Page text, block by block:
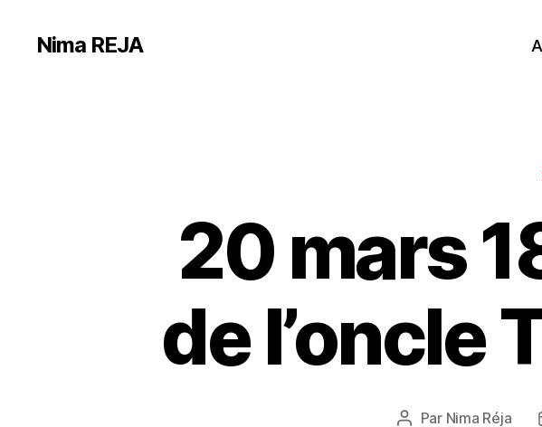
Nima REJA
20 mars
de l’oncle
Auteur
Par Nima Réja